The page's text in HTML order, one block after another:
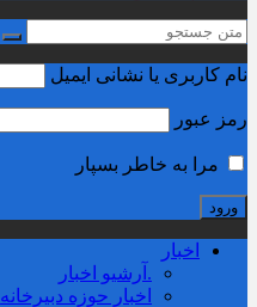
نام کاربری یا نشانی ایمیل
رمز عبور
مرا به خاطر بسپار
اخبار
.آرشیو اخبار
اخبار حوزه دبیرخانه